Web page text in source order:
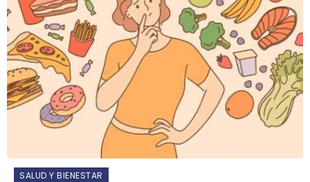
SALUD Y BIENESTAR